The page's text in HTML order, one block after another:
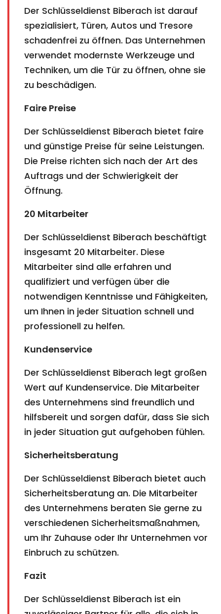
Der Schlüsseldienst Biberach ist darauf
spezialisiert, Türen, Autos und Tresore
schadenfrei zu öffnen. Das Unternehmen
verwendet modernste Werkzeuge und
Techniken, um die Tür zu öffnen, ohne sie
zu beschädigen.
Faire Preise
Der Schlüsseldienst Biberach bietet faire
und günstige Preise für seine Leistungen.
Die Preise richten sich nach der Art des
Auftrags und der Schwierigkeit der
Öffnung.
20 Mitarbeiter
Der Schlüsseldienst Biberach beschäftigt
insgesamt 20 Mitarbeiter. Diese
Mitarbeiter sind alle erfahren und
qualifiziert und verfügen über die
notwendigen Kenntnisse und Fähigkeiten,
um Ihnen in jeder Situation schnell und
professionell zu helfen.
Kundenservice
Der Schlüsseldienst Biberach legt großen
Wert auf Kundenservice. Die Mitarbeiter
des Unternehmens sind freundlich und
hilfsbereit und sorgen dafür, dass Sie sich
in jeder Situation gut aufgehoben fühlen.
Sicherheitsberatung
Der Schlüsseldienst Biberach bietet auch
Sicherheitsberatung an. Die Mitarbeiter
des Unternehmens beraten Sie gerne zu
verschiedenen Sicherheitsmaßnahmen,
um Ihr Zuhause oder Ihr Unternehmen vor
Einbruch zu schützen.
Fazit
Der Schlüsseldienst Biberach ist ein